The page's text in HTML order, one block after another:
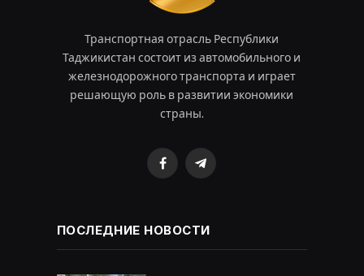
Транспортная отрасль Республики
Таджикистан состоит из автомобильного и
железнодорожного транспорта и играет
решающую роль в развитии экономики
страны.
FacebookTelegram
ПОСЛЕДНИЕ НОВОСТИ